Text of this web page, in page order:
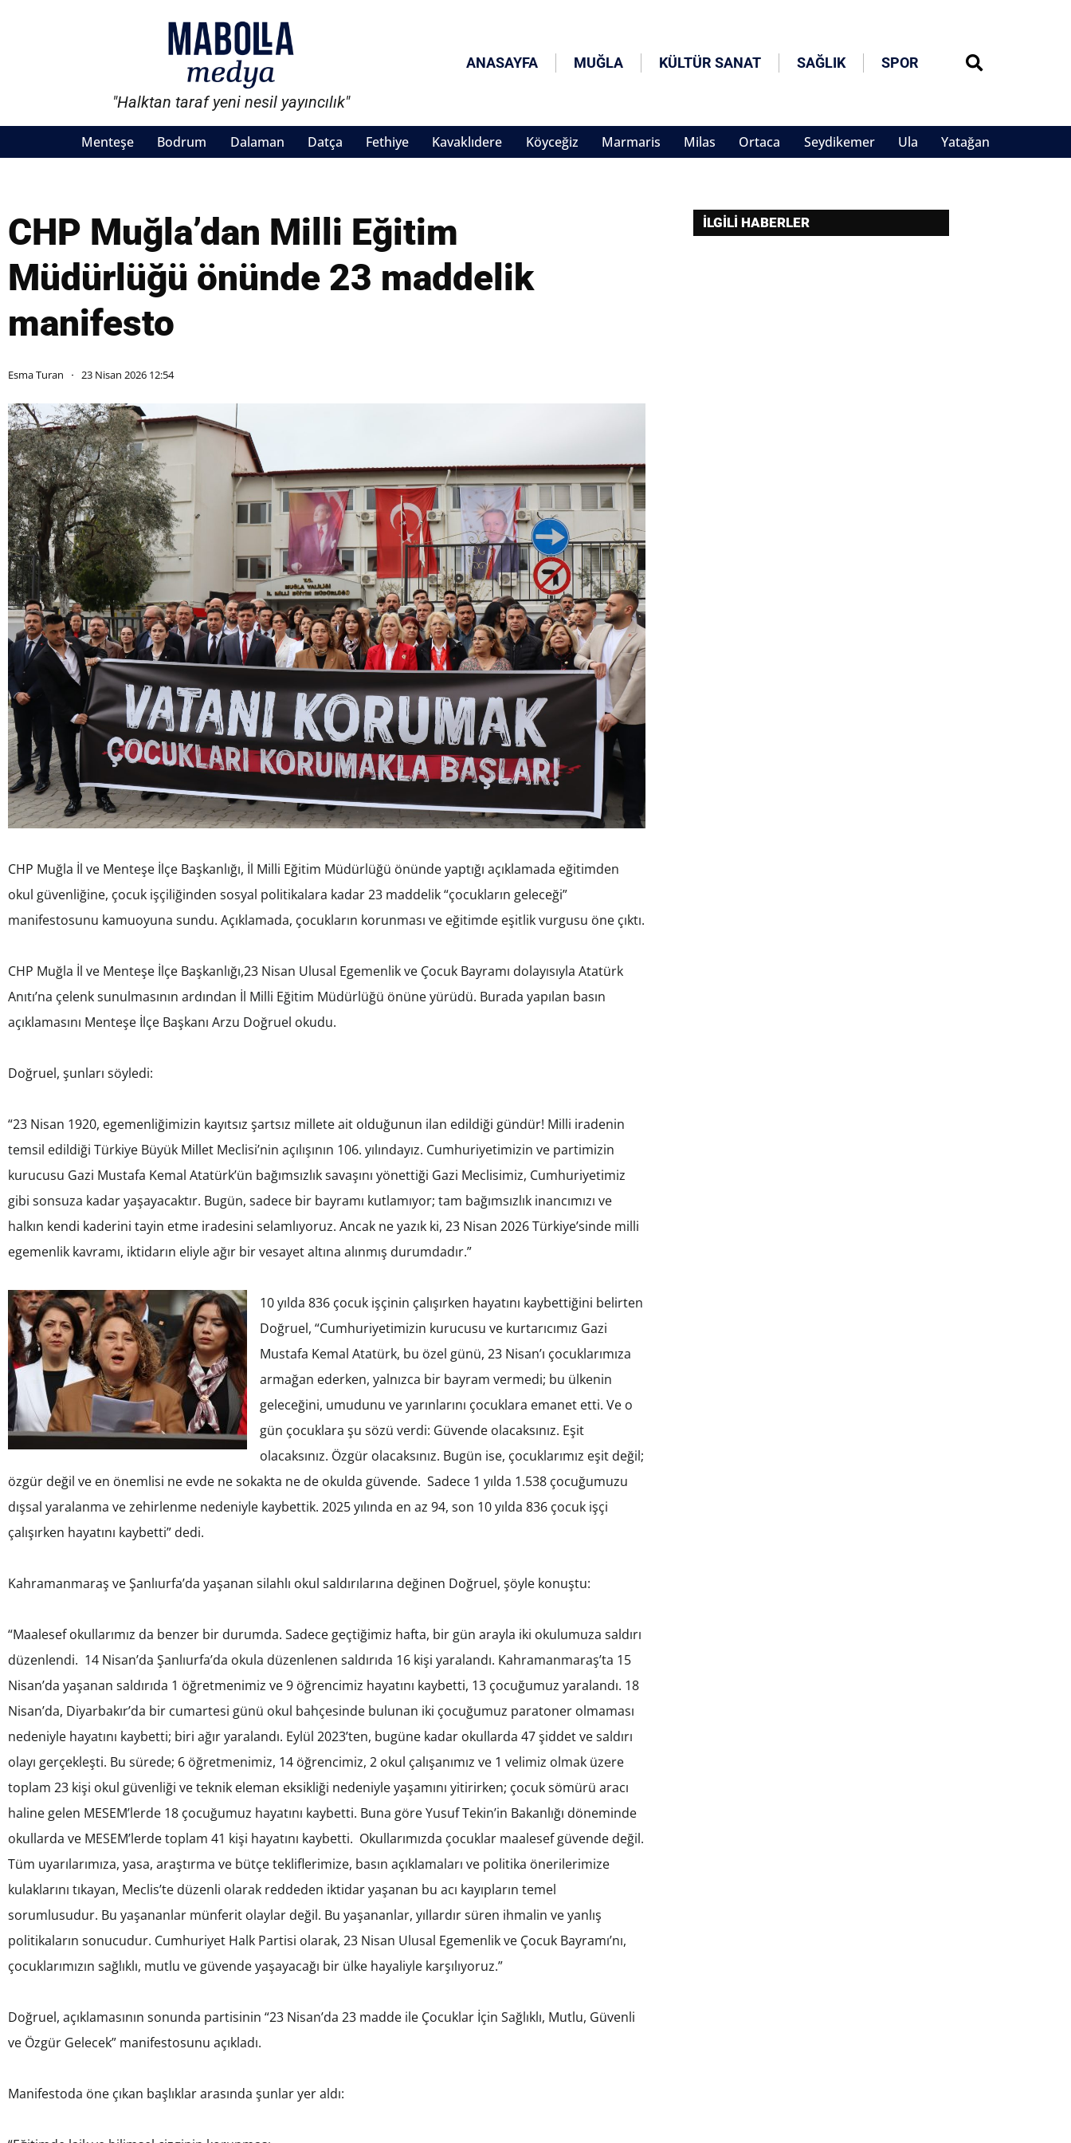
"Halktan taraf yeni nesil yayıncılık"
ANASAYFA MUĞLA KÜLTÜR SANAT SAĞLIK SPOR
Menteşe Bodrum Dalaman Datça Fethiye Kavaklıdere Köyceğiz Marmaris Milas Ortaca Seydikemer Ula Yatağan
CHP Muğla’dan Milli Eğitim
Müdürlüğü önünde 23 maddelik
manifesto
Esma Turan 23 Nisan 2026 12:54
CHP Muğla İl ve Menteşe İlçe Başkanlığı, İl Milli Eğitim Müdürlüğü önünde yaptığı açıklamada eğitimden
okul güvenliğine, çocuk işçiliğinden sosyal politikalara kadar 23 maddelik “çocukların geleceği”
manifestosunu kamuoyuna sundu. Açıklamada, çocukların korunması ve eğitimde eşitlik vurgusu öne çıktı.
CHP Muğla İl ve Menteşe İlçe Başkanlığı,23 Nisan Ulusal Egemenlik ve Çocuk Bayramı dolayısıyla Atatürk
Anıtı’na çelenk sunulmasının ardından İl Milli Eğitim Müdürlüğü önüne yürüdü. Burada yapılan basın
açıklamasını Menteşe İlçe Başkanı Arzu Doğruel okudu.
Doğruel, şunları söyledi:
“23 Nisan 1920, egemenliğimizin kayıtsız şartsız millete ait olduğunun ilan edildiği gündür! Milli iradenin
temsil edildiği Türkiye Büyük Millet Meclisi’nin açılışının 106. yılındayız. Cumhuriyetimizin ve partimizin
kurucusu Gazi Mustafa Kemal Atatürk’ün bağımsızlık savaşını yönettiği Gazi Meclisimiz, Cumhuriyetimiz
gibi sonsuza kadar yaşayacaktır. Bugün, sadece bir bayramı kutlamıyor; tam bağımsızlık inancımızı ve
halkın kendi kaderini tayin etme iradesini selamlıyoruz. Ancak ne yazık ki, 23 Nisan 2026 Türkiye’sinde milli
egemenlik kavramı, iktidarın eliyle ağır bir vesayet altına alınmış durumdadır.”
10 yılda 836 çocuk işçinin çalışırken hayatını kaybettiğini belirten
Doğruel, “Cumhuriyetimizin kurucusu ve kurtarıcımız Gazi
Mustafa Kemal Atatürk, bu özel günü, 23 Nisan’ı çocuklarımıza
armağan ederken, yalnızca bir bayram vermedi; bu ülkenin
geleceğini, umudunu ve yarınlarını çocuklara emanet etti. Ve o
gün çocuklara şu sözü verdi: Güvende olacaksınız. Eşit
olacaksınız. Özgür olacaksınız. Bugün ise, çocuklarımız eşit değil;
özgür değil ve en önemlisi ne evde ne sokakta ne de okulda güvende. Sadece 1 yılda 1.538 çocuğumuzu
dışsal yaralanma ve zehirlenme nedeniyle kaybettik. 2025 yılında en az 94, son 10 yılda 836 çocuk işçi
çalışırken hayatını kaybetti” dedi.
Kahramanmaraş ve Şanlıurfa’da yaşanan silahlı okul saldırılarına değinen Doğruel, şöyle konuştu:
“Maalesef okullarımız da benzer bir durumda. Sadece geçtiğimiz hafta, bir gün arayla iki okulumuza saldırı
düzenlendi. 14 Nisan’da Şanlıurfa’da okula düzenlenen saldırıda 16 kişi yaralandı. Kahramanmaraş’ta 15
Nisan’da yaşanan saldırıda 1 öğretmenimiz ve 9 öğrencimiz hayatını kaybetti, 13 çocuğumuz yaralandı. 18
Nisan’da, Diyarbakır’da bir cumartesi günü okul bahçesinde bulunan iki çocuğumuz paratoner olmaması
nedeniyle hayatını kaybetti; biri ağır yaralandı. Eylül 2023’ten, bugüne kadar okullarda 47 şiddet ve saldırı
olayı gerçekleşti. Bu sürede; 6 öğretmenimiz, 14 öğrencimiz, 2 okul çalışanımız ve 1 velimiz olmak üzere
toplam 23 kişi okul güvenliği ve teknik eleman eksikliği nedeniyle yaşamını yitirirken; çocuk sömürü aracı
haline gelen MESEM’lerde 18 çocuğumuz hayatını kaybetti. Buna göre Yusuf Tekin’in Bakanlığı döneminde
okullarda ve MESEM’lerde toplam 41 kişi hayatını kaybetti. Okullarımızda çocuklar maalesef güvende değil.
Tüm uyarılarımıza, yasa, araştırma ve bütçe tekliflerimize, basın açıklamaları ve politika önerilerimize
kulaklarını tıkayan, Meclis’te düzenli olarak reddeden iktidar yaşanan bu acı kayıpların temel
sorumlusudur. Bu yaşananlar münferit olaylar değil. Bu yaşananlar, yıllardır süren ihmalin ve yanlış
politikaların sonucudur. Cumhuriyet Halk Partisi olarak, 23 Nisan Ulusal Egemenlik ve Çocuk Bayramı’nı,
çocuklarımızın sağlıklı, mutlu ve güvende yaşayacağı bir ülke hayaliyle karşılıyoruz.”
Doğruel, açıklamasının sonunda partisinin “23 Nisan’da 23 madde ile Çocuklar İçin Sağlıklı, Mutlu, Güvenli
ve Özgür Gelecek” manifestosunu açıkladı.
Manifestoda öne çıkan başlıklar arasında şunlar yer aldı:
İLGİLİ HABERLER